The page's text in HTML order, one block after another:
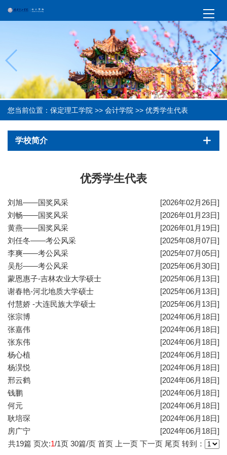
您当前位置： 保定理工学院 >> 会计学院 >> 优秀学生代表
学校简介
优秀学生代表
刘旭——国奖风采
[2026年02月26日]
刘畅——国奖风采
[2026年01月23日]
黄燕——国奖风采
[2026年01月19日]
刘任冬——考公风采
[2025年08月07日]
李爽——考公风采
[2025年07月05日]
吴彤——考公风采
[2025年06月30日]
蒙恩惠子-吉林农业大学硕士
[2025年06月13日]
谢春艳-河北地质大学硕士
[2025年06月13日]
付慧娇 -大连民族大学硕士
[2025年06月13日]
张宗博
[2024年06月18日]
张嘉伟
[2024年06月18日]
张东伟
[2024年06月18日]
杨心植
[2024年06月18日]
杨淏悦
[2024年06月18日]
邢云鹤
[2024年06月18日]
钱鹏
[2024年06月18日]
何元
[2024年06月18日]
耿培琛
[2024年06月18日]
房广宁
[2024年06月18日]
共19篇 页次:1/1页 30篇/页 首页 上一页 下一页 尾页 转到：